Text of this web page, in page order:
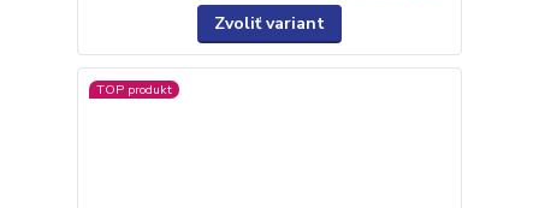
Zvoliť variant
TOP produkt